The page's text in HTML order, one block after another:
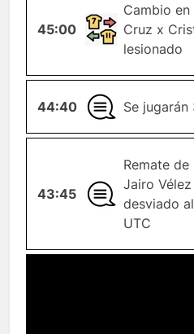
45:00
CAMBIO-
JUGADOR
Cambio
Cruz x
lesionado
44:40GENERALSe
43:45GENERAL
Remate
Jairo
desviado
UTC